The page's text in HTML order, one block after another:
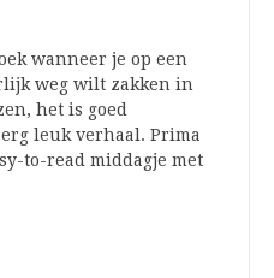
wanneer je op een
weg wilt zakken in
het is goed
leuk verhaal. Prima
to-read middagje met